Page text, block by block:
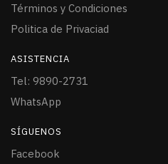
Términos y Condiciones
Politica de Privaciad
ASISTENCIA
Tel: 9890-2731
WhatsApp
SÍGUENOS
Facebook